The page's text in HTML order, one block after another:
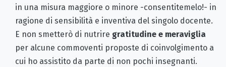
in una misura maggiore o minore -consentitemelo!- in
ragione di sensibilità e inventiva del singolo docente.
E non smetterò di nutrire gratitudine e meraviglia
per alcune commoventi proposte di coinvolgimento a
cui ho assistito da parte di non pochi insegnanti.